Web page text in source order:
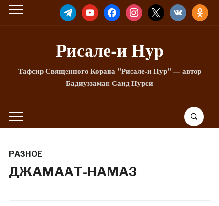
TELEGRAMYOUTUBEFACEBOOKINSTAGRAM
X VKONTAKTE
Рисале-и Hyp
Тафсир Священного Корана "Рисале-и Нур" — автор
Бадиуззаман Саид Нурси
РАЗНОЕ
ДЖАМААТ-НАМАЗ